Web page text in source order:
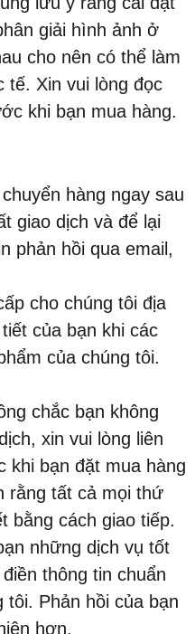
giải hình ảnh ở
cho nên có thể làm
tế. Xin vui lòng đọc
khi bạn mua hàng.
hàng ngay sau
giao dịch và để lại
phản hồi qua email,
cho chúng tôi địa
của bạn khi các
của chúng tôi.
chắc bạn không
xin vui lòng liên
khi bạn đặt mua hàng
rằng tất cả mọi thứ
bằng cách giao tiếp.
những dịch vụ tốt
thông tin chuẩn
tôi. Phản hồi của bạn
hơn.